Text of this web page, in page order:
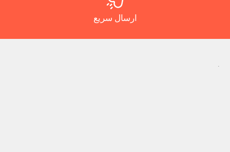
ارسال سریع
.